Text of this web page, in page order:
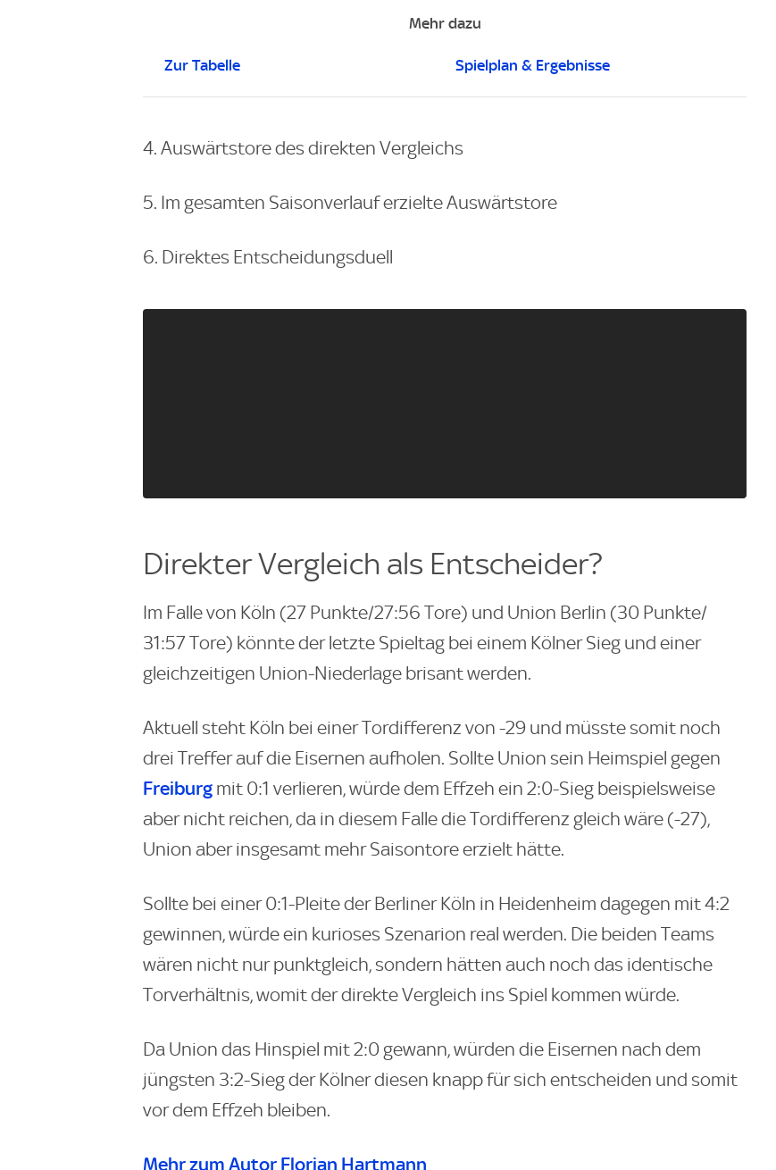
Mehr dazu
Zur Tabelle Spielplan & Ergebnisse
4. Auswärtstore des direkten Vergleichs
5. Im gesamten Saisonverlauf erzielte Auswärtstore
6. Direktes Entscheidungsduell
Direkter Vergleich als Entscheider?
Im Falle von Köln (27 Punkte/27:56 Tore) und Union Berlin (30 Punkte/
31:57 Tore) könnte der letzte Spieltag bei einem Kölner Sieg und einer
gleichzeitigen Union-Niederlage brisant werden.
Aktuell steht Köln bei einer Tordifferenz von -29 und müsste somit noch
drei Treffer auf die Eisernen aufholen. Sollte Union sein Heimspiel gegen
Freiburg mit 0:1 verlieren, würde dem Effzeh ein 2:0-Sieg beispielsweise
aber nicht reichen, da in diesem Falle die Tordifferenz gleich wäre (-27),
Union aber insgesamt mehr Saisontore erzielt hätte.
Sollte bei einer 0:1-Pleite der Berliner Köln in Heidenheim dagegen mit 4:2
gewinnen, würde ein kurioses Szenarion real werden. Die beiden Teams
wären nicht nur punktgleich, sondern hätten auch noch das identische
Torverhältnis, womit der direkte Vergleich ins Spiel kommen würde.
Da Union das Hinspiel mit 2:0 gewann, würden die Eisernen nach dem
jüngsten 3:2-Sieg der Kölner diesen knapp für sich entscheiden und somit
vor dem Effzeh bleiben.
Mehr zum Autor Florian Hartmann